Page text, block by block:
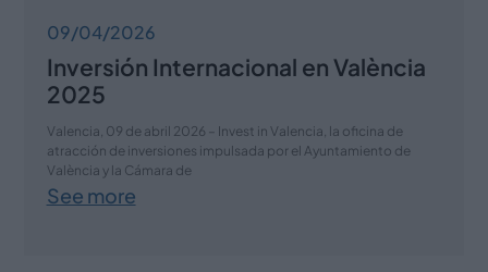
Inversión Internacional en València
2025
09/04/2026
Valencia, 09 de abril 2026 – Invest in Valencia, la oficina de
atracción de inversiones impulsada por el Ayuntamiento de
València y la Cámara de
See more